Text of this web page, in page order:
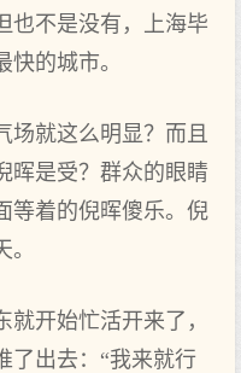
也不是没有，上海毕
的城市。
场就这么明显？而且
晖是受？群众的眼睛
等着的倪晖傻乐。倪
开始忙活开来了，
了出去：“我来就行